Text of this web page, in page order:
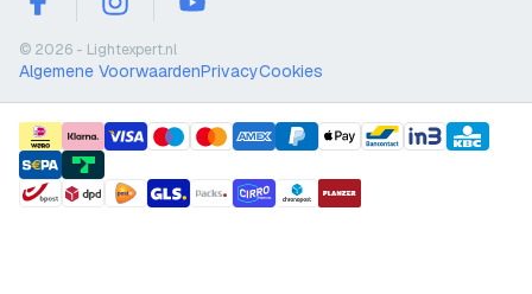
facebookinstagramyoutube
© 2026 - Lightexpert.nl
Algemene VoorwaardenPrivacyCookies
payment methods
shipment methods